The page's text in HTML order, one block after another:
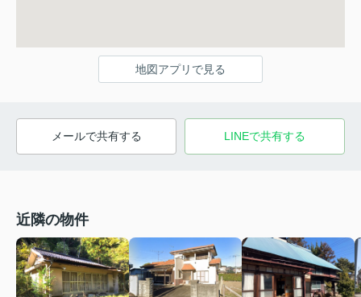
地図アプリで見る
メールで共有する LINEで共有する
近隣の物件